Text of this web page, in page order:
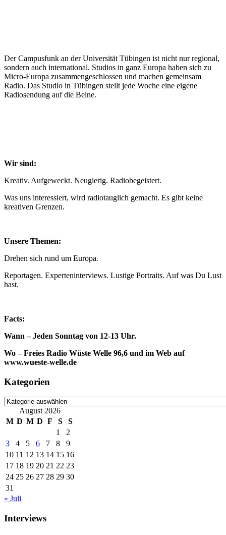
Der Campusfunk an der Universität Tübingen ist nicht nur regional,
sondern auch international. Studios in ganz Europa haben sich zu
Micro-Europa zusammengeschlossen und machen gemeinsam
Radio. Das Studio in Tübingen stellt jede Woche eine eigene
Radiosendung auf die Beine.
Wir sind:
Kreativ. Aufgeweckt. Neugierig. Radiobegeistert.
Was uns interessiert, wird radiotauglich gemacht. Es gibt keine
kreativen Grenzen.
Unsere Themen:
Drehen sich rund um Europa.
Reportagen. Experteninterviews. Lustige Portraits. Auf was Du Lust
hast.
Facts:
Wann – Jeden Sonntag von 12-13 Uhr.
Wo – Freies Radio Wüste Welle 96,6 und im Web auf
www.wueste-welle.de
Kategorien
Kategorien
August 2026
M D M D F S
S
1
2
3
4 5 6 7 8
9
10 11 12 13 14 15 16
17 18 19 20 21 22 23
24 25 26 27 28 29 30
31
« Juli
Interviews